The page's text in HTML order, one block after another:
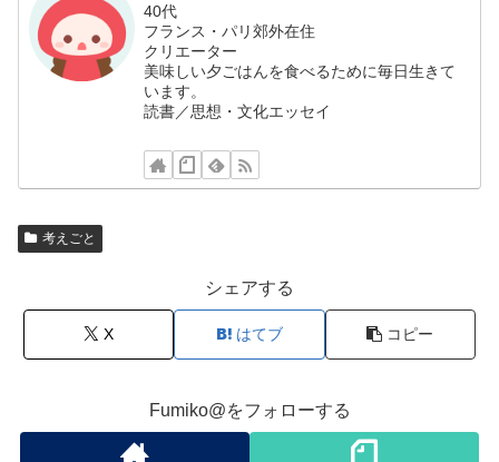
40代
フランス・パリ郊外在住
クリエーター
美味しい夕ごはんを食べるために毎日生きて
います。
読書／思想・文化エッセイ
考えごと
シェアする
X はてブ コピー
Fumiko@をフォローする